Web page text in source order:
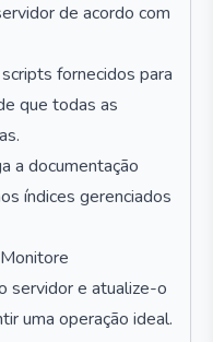
de acordo com
fornecidos para
que todas as
a documentação
índices gerenciados
servidor e atualize-o
uma operação ideal.